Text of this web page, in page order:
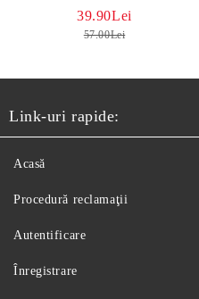
OVERSIZED
39.90Lei
57.00Lei
Link-uri rapide:
Acasă
Procedură reclamaţii
Autentificare
Înregistrare